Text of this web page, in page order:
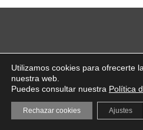
Utilizamos cookies para ofrecerte
nuestra web.
Puedes consultar nuestra Política
Rechazar cookies Ajustes